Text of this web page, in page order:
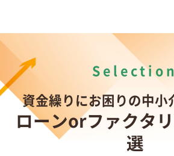
Selection
資金繰りにお困りの中小
ローンorファクタ
選